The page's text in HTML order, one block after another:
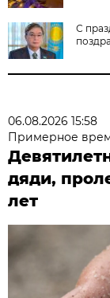
С
06.08.2026 15:58
Примерное
дяди,
лет